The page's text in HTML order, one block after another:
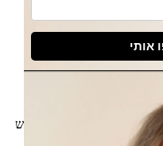
על הלחיים ולטשטש
כל אזור הלחיים.
אותי